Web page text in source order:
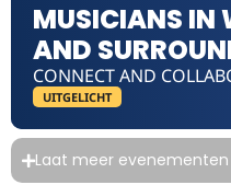
MUSICIANS IN
AND
CONNECT AND
UITGELICHT
Laat meer evenementen